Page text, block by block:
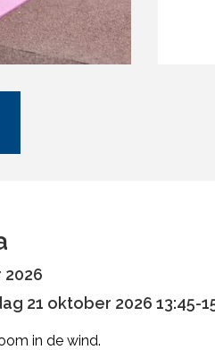
2026
21 oktober 2026 13:45-
in de wind.